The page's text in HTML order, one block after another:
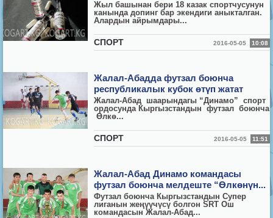
Жыл башынан бери 18 казак спортчусунун
канында допинг бар экендиги аныкталган.
Алардын айрымдары...
СПОРТ 2016-05-05 10:08
Жалал-Абадда футзал боюнча
республикалык кубок өтүп жатат
Жалал-Абад шаарындагы “Динамо” спорт
ордосунда Кыргызстандын футзал боюнча
Өлкө...
СПОРТ 2016-05-05 11:51
Жалал-Абад Динамо командасы
футзал боюнча мелдеште “Өлкөнүн...
Футзал боюнча Кыргызстандын Супер
лиганын жеңүүчүсү болгон SRT Ош
командасын Жалал-Абад...